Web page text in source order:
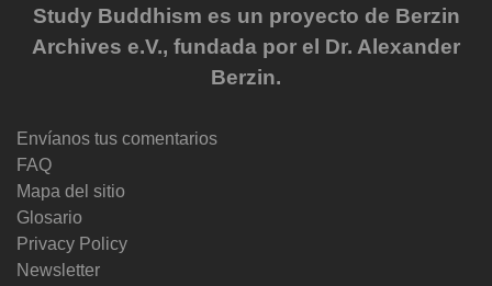
Study Buddhism es un proyecto de Berzin
Archives e.V., fundada por el Dr. Alexander
Berzin.
Envíanos tus comentarios
FAQ
Mapa del sitio
Glosario
Privacy Policy
Newsletter